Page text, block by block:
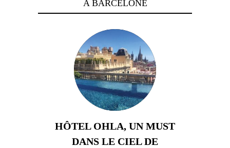
A BARCELONE
HÔTEL OHLA, UN MUST
DANS LE CIEL DE